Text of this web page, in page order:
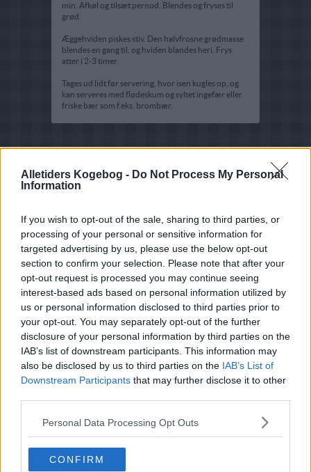
Alletiders Kogebog - Do Not Process My Personal
Information
If you wish to opt-out of the sale, sharing to third parties, or
processing of your personal or sensitive information for
targeted advertising by us, please use the below opt-out
section to confirm your selection. Please note that after your
opt-out request is processed you may continue seeing
interest-based ads based on personal information utilized by
us or personal information disclosed to third parties prior to
your opt-out. You may separately opt-out of the further
disclosure of your personal information by third parties on the
IAB’s list of downstream participants. This information may
also be disclosed by us to third parties on the IAB’s List of
Downstream Participants that may further disclose it to other
Personal Data Processing Opt Outs
CONFIRM
min. Afkøl og tilsæt pernod. Blendes og fryses til
grød.
Æggehviden piskes stiv. Den halvfrosne grødmasse
blendes en gang til, og hviden blandes heri. Frys
atter i 2-3 timer.
Tages ud lidt før servering, hvor isen kugles op, og
kan serveres med flødeskum og syltet ingefær eller
friske bær som f.eks. brombær.
- Pærer